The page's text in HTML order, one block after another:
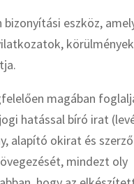
eszköz,
magában
hatással bíró irat
alapító okirat és
mindezt oly